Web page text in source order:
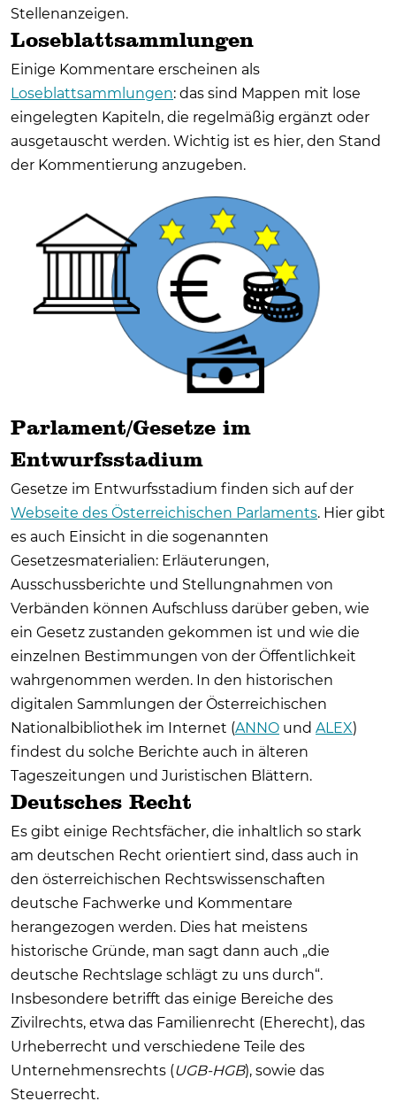
Stellenanzeigen.
Loseblattsammlungen
Einige Kommentare erscheinen als
Loseblattsammlungen: das sind Mappen mit lose
eingelegten Kapiteln, die regelmäßig ergänzt oder
ausgetauscht werden. Wichtig ist es hier, den Stand
der Kommentierung anzugeben.
Parlament/Gesetze im
Entwurfsstadium
Gesetze im Entwurfsstadium finden sich auf der
Webseite des Österreichischen Parlaments. Hier gibt
es auch Einsicht in die sogenannten
Gesetzesmaterialien: Erläuterungen,
Ausschussberichte und Stellungnahmen von
Verbänden können Aufschluss darüber geben, wie
ein Gesetz zustanden gekommen ist und wie die
einzelnen Bestimmungen von der Öffentlichkeit
wahrgenommen werden. In den historischen
digitalen Sammlungen der Österreichischen
Nationalbibliothek im Internet (ANNO und ALEX)
findest du solche Berichte auch in älteren
Tageszeitungen und Juristischen Blättern.
Deutsches Recht
Es gibt einige Rechtsfächer, die inhaltlich so stark
am deutschen Recht orientiert sind, dass auch in
den österreichischen Rechtswissenschaften
deutsche Fachwerke und Kommentare
herangezogen werden. Dies hat meistens
historische Gründe, man sagt dann auch „die
deutsche Rechtslage schlägt zu uns durch“.
Insbesondere betrifft das einige Bereiche des
Zivilrechts, etwa das Familienrecht (Eherecht), das
Urheberrecht und verschiedene Teile des
Unternehmensrechts (UGB-HGB), sowie das
Steuerrecht.